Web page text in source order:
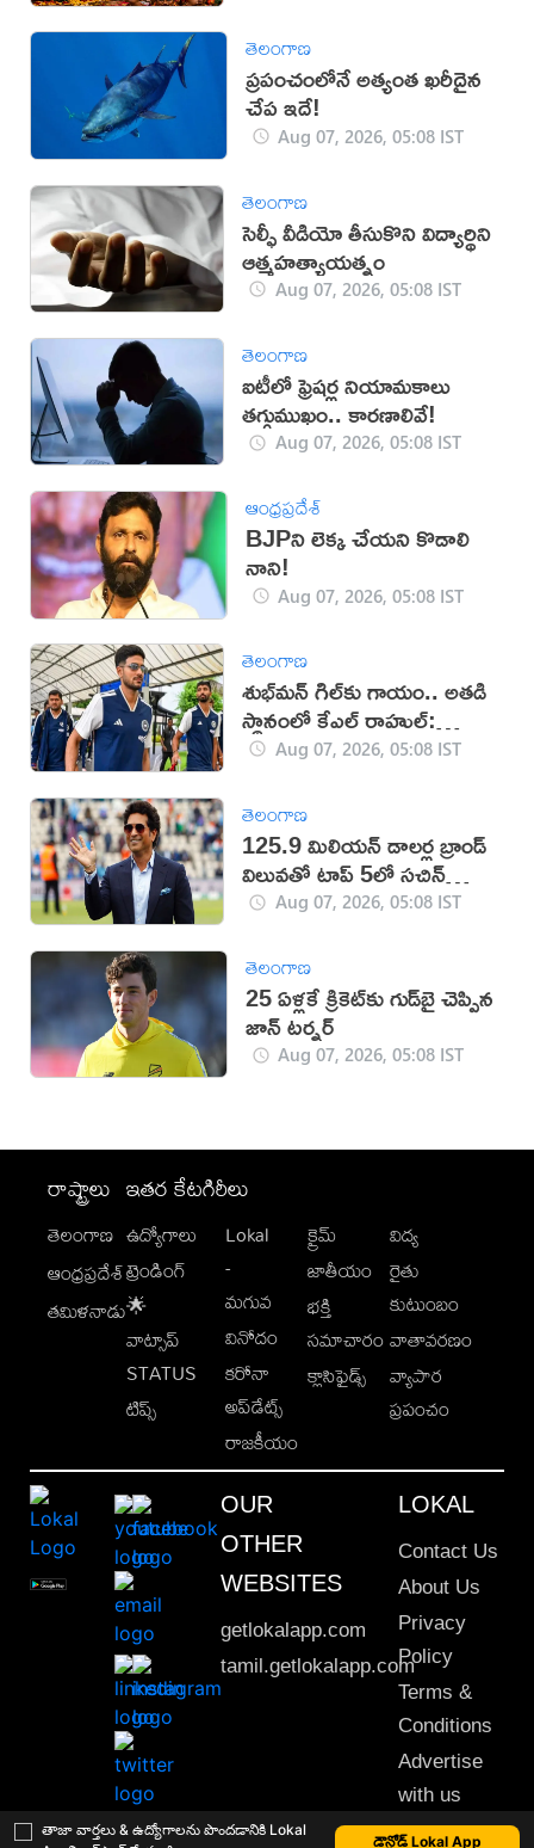
తాజా వార్తలు & ఉద్యోగాలను పొందడానికి Lokal
డౌన్లోడ్ Lokal App
తెలంగాణ
ప్రపంచంలోనే అత్యంత ఖరీదైన
చేప ఇదే!
Aug 07, 2026, 05:08 IST
తెలంగాణ
సెల్ఫీ వీడియో తీసుకొని విద్యార్థిని
ఆత్మహత్యాయత్నం
Aug 07, 2026, 05:08 IST
తెలంగాణ
ఐటీలో ఫ్రెషర్ల నియామకాలు
తగ్గుముఖం.. కారణాలివే!
Aug 07, 2026, 05:08 IST
ఆంధ్రప్రదేశ్
BJPని లెక్క చేయని కొడాలి
నాని!
Aug 07, 2026, 05:08 IST
తెలంగాణ
శుభ్‌మన్‌ గిల్‌కు గాయం.. అతడి
స్థానంలో కేఎల్ రాహుల్:
బీసీసీఐAug 07, 2026, 05:08 IST
తెలంగాణ
125.9 మిలియన్ డాలర్ల బ్రాండ్
విలువతో టాప్ 5లో సచిన్
టెండూల్కర్
Aug 07, 2026, 05:08 IST
తెలంగాణ
25 ఏళ్లకే క్రికెట్‌కు గుడ్‌బై చెప్పిన
జాన్ టర్నర్
Aug 07, 2026, 05:08 IST
రాష్ట్రాలు
తెలంగాణ
ఆంధ్రప్రదేశ్
తమిళనాడు
ఇతర కేటగిరీలు
ఉద్యోగాలు
ట్రెండింగ్
🌟
వాట్సాప్
STATUS
టిప్స్
Lokal
-
మగువ
వినోదం
కరోనా
అప్‌డేట్స్
రాజకీయం
క్రైమ్
జాతీయం
భక్తి
సమాచారం
క్లాసిఫైడ్స్
విద్య
రైతు
కుటుంబం
వాతావరణం
వ్యాపార
ప్రపంచం
OUR
OTHER
WEBSITES
getlokalapp.com
tamil.getlokalapp.com
LOKAL
Contact Us
About Us
Privacy
Policy
Terms &
Conditions
Advertise
with us
Sitemap